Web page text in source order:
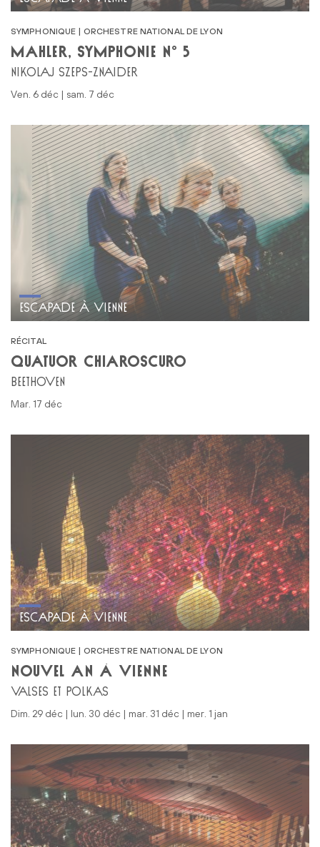
SYMPHONIQUE | ORCHESTRE NATIONAL DE LYON
MAHLER, SYMPHONIE N° 5
NIKOLAJ SZEPS-ZNAIDER
ven. 6 déc | sam. 7 déc
RÉCITAL
QUATUOR CHIAROSCURO
BEETHOVEN
mar. 17 déc
ESCAPADE À VIENNE
SYMPHONIQUE | ORCHESTRE NATIONAL DE LYON
NOUVEL AN À VIENNE
VALSES ET POLKAS
dim. 29 déc | lun. 30 déc | mar. 31 déc | mer. 1 jan
ESCAPADE À VIENNE